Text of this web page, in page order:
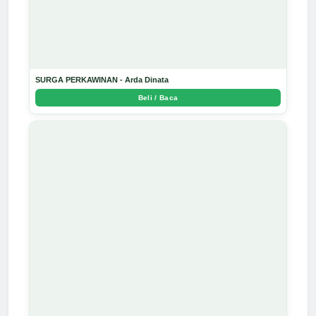
SURGA PERKAWINAN - Arda Dinata
Beli / Baca